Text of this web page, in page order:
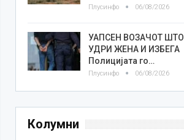
Плусинфо 06/08/2026
УАПСЕН ВОЗАЧОТ ШТО
УДРИ ЖЕНА И ИЗБЕГА
Полицијата го…
Плусинфо 06/08/2026
Колумни